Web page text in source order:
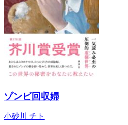
ゾンビ回収婦
小砂川 チト